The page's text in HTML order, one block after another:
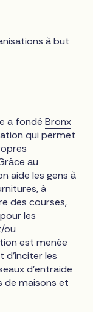
à but
a fondéBronx
qui permet
au
aide les gens à
à
des courses,
les
ou
est menée
d'inciter les
d'entraide
de maisons et